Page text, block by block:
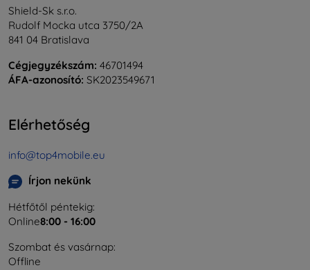
Shield-Sk s.r.o.
Rudolf Mocka utca 3750/2A
841 04 Bratislava
Cégjegyzékszám: 46701494
ÁFA-azonosító: SK2023549671
Elérhetőség
info@top4mobile.eu
Írjon nekünk
Hétfőtől péntekig:
Online8:00 - 16:00
Szombat és vasárnap:
Offline